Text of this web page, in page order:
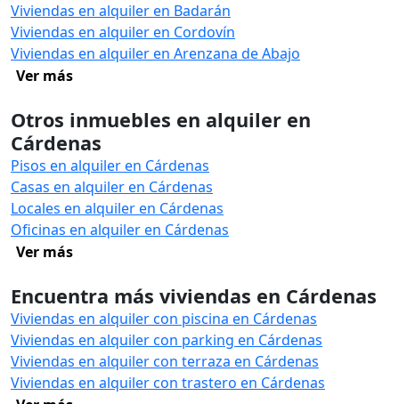
Viviendas en alquiler en Badarán
Viviendas en alquiler en Cordovín
Viviendas en alquiler en Arenzana de Abajo
Ver más
Otros inmuebles en alquiler en
Cárdenas
Pisos en alquiler en Cárdenas
Casas en alquiler en Cárdenas
Locales en alquiler en Cárdenas
Oficinas en alquiler en Cárdenas
Ver más
Encuentra más viviendas en Cárdenas
Viviendas en alquiler con piscina en Cárdenas
Viviendas en alquiler con parking en Cárdenas
Viviendas en alquiler con terraza en Cárdenas
Viviendas en alquiler con trastero en Cárdenas